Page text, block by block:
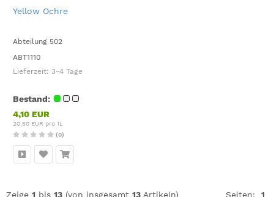
Yellow Ochre
Abteilung 502
ABT1110
Lieferzeit: 3-4 Tage
Bestand:
4,10 EUR
20,50 EUR pro 1L
(0)
Zeige 1 bis 13 (von insgesamt 13 Artikeln) Seiten: 1